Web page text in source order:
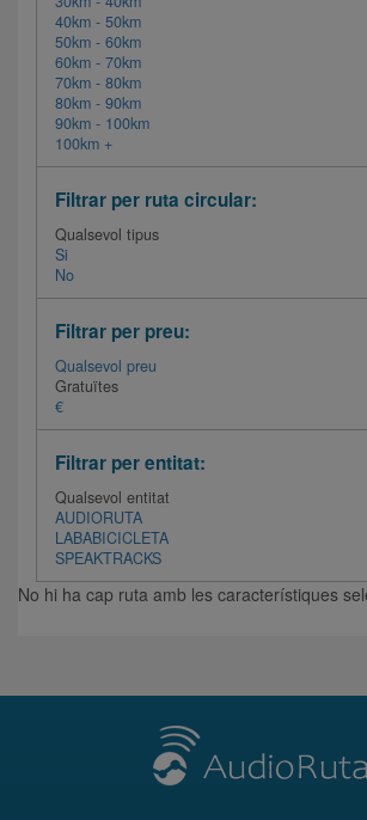
40km - 50km
50km - 60km
60km - 70km
70km - 80km
80km - 90km
90km - 100km
100km +
Filtrar per ruta circular:
Qualsevol tipus
Si
No
Filtrar per preu:
Qualsevol preu
Gratuïtes
€
Filtrar per entitat:
Qualsevol entitat
AUDIORUTA
LABABICICLETA
SPEAKTRACKS
No hi ha cap ruta amb les característiques